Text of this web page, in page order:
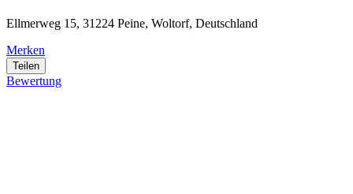
Ellmerweg 15, 31224 Peine, Woltorf, Deutschland
Merken
Teilen
Bewertung